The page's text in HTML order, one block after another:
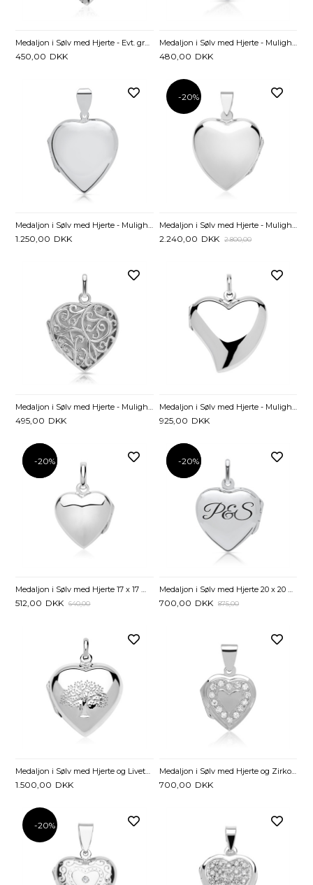
Medaljon i Sølv med Hjerte - Evt. gravering
450,00 DKK
Medaljon i Sølv med Hjerte - Mulighed for gravering
480,00 DKK
Medaljon i Sølv med Hjerte - Mulighed for gravering
1.250,00 DKK
-20%
Medaljon i Sølv med Hjerte - Mulighed for gravering
2.240,00 DKK 2.800,00
Medaljon i Sølv med Hjerte - Mulighed for gravering
495,00 DKK
Medaljon i Sølv med Hjerte - Mulighed for gravering
925,00 DKK
-20%
-20%
512,00 DKK 640,00
-20%
-20%
700,00 DKK 875,00
Medaljon i Sølv med Hjerte og Livets Træ - Mulighed for gravering
1.500,00 DKK
Medaljon i Sølv med Hjerte og Zirkonia - Evt. gravering
700,00 DKK
-20%